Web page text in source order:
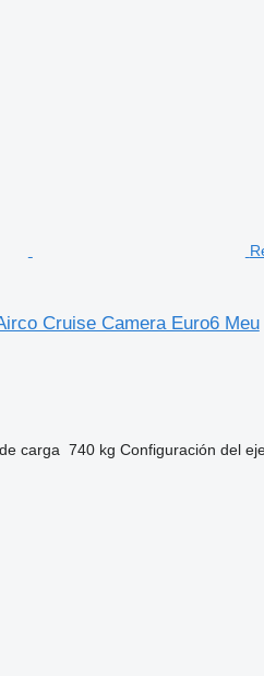
Cruise Camera Euro6 Meu
carga 740 kg Configuración del